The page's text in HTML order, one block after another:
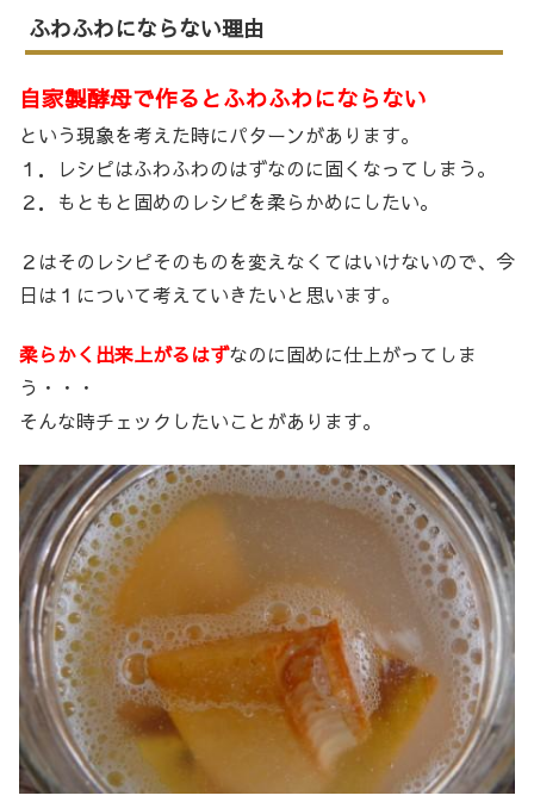
ふわふわにならない理由
自家製酵母で作るとふわふわにならない
という現象を考えた時にパターンがあります。
１．レシピはふわふわのはずなのに固くなってしまう。
２．もともと固めのレシピを柔らかめにしたい。
２はそのレシピそのものを変えなくてはいけないので、今
日は１について考えていきたいと思います。
柔らかく出来上がるはずなのに固めに仕上がってしま
う・・・
そんな時チェックしたいことがあります。